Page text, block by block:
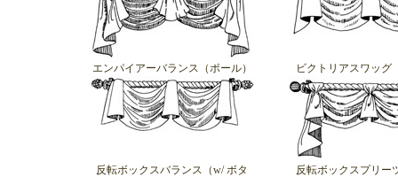
エンパイアーバランス（ポール） ビクトリアスワッグ
反転ボックスバランス（w/ ボタ
反転ボックスプリー